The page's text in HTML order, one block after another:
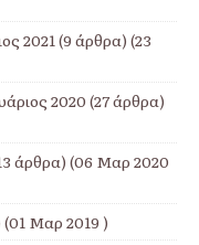
2021 (9 άρθρα) (23
2020 (27 άρθρα)
άρθρα) (06 Μαρ 2020
Μαρ 2019 )